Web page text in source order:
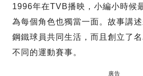
1996年在TVB播映，小編小時候
為每個角色也獨當一面。故事講
鋼鐵球員共同生活，而且創立了
不同的運動賽事。
廣告